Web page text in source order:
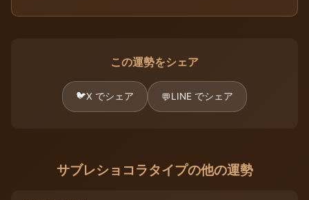
この運勢をシェア
🐦X でシェア 💬LINE でシェア
サブレショコラタイプの他の運勢